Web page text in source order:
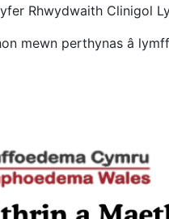
Rhwydwaith Clinigol
mewn perthynas â